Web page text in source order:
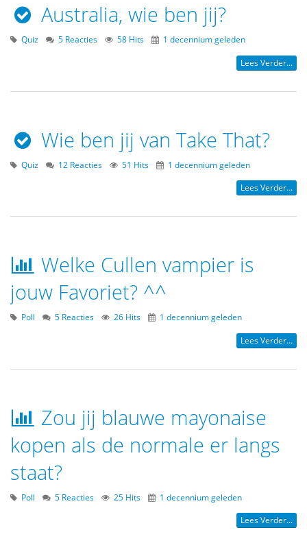
Australia, wie ben jij?
Quiz 5 Reacties 58 Hits 1 decennium geleden
Lees Verder...
Wie ben jij van Take That?
Quiz 12 Reacties 51 Hits 1 decennium geleden
Lees Verder...
Welke Cullen vampier is
jouw Favoriet? ^^
Poll 5 Reacties 26 Hits 1 decennium geleden
Lees Verder...
Zou jij blauwe mayonaise
kopen als de normale er langs
staat?
Poll 5 Reacties 25 Hits 1 decennium geleden
Lees Verder...